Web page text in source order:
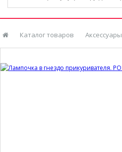
Каталог товаров Аксессуары